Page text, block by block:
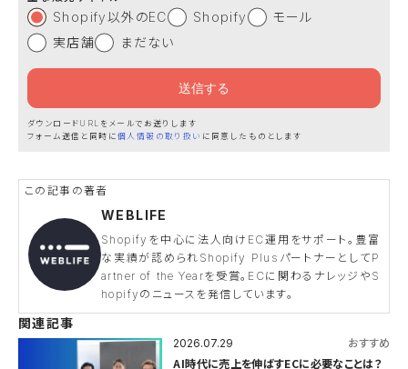
Shopify以外のEC Shopify
モール
実店舗
まだない
ダウンロードURLをメールでお送りします
フォーム送信と同時に 個人情報の取り扱い に同意したものとします
WEBLIFE
Shopifyを中心に法人向けEC運用をサポート。豊富
な実績が認められShopify PlusパートナーとしてP
artner of the Yearを受賞。ECに関わるナレッジやS
hopifyのニュースを発信しています。
関連記事
2026.07.29 おすすめ
AI時代に売上を伸ばすECに必要なことは？